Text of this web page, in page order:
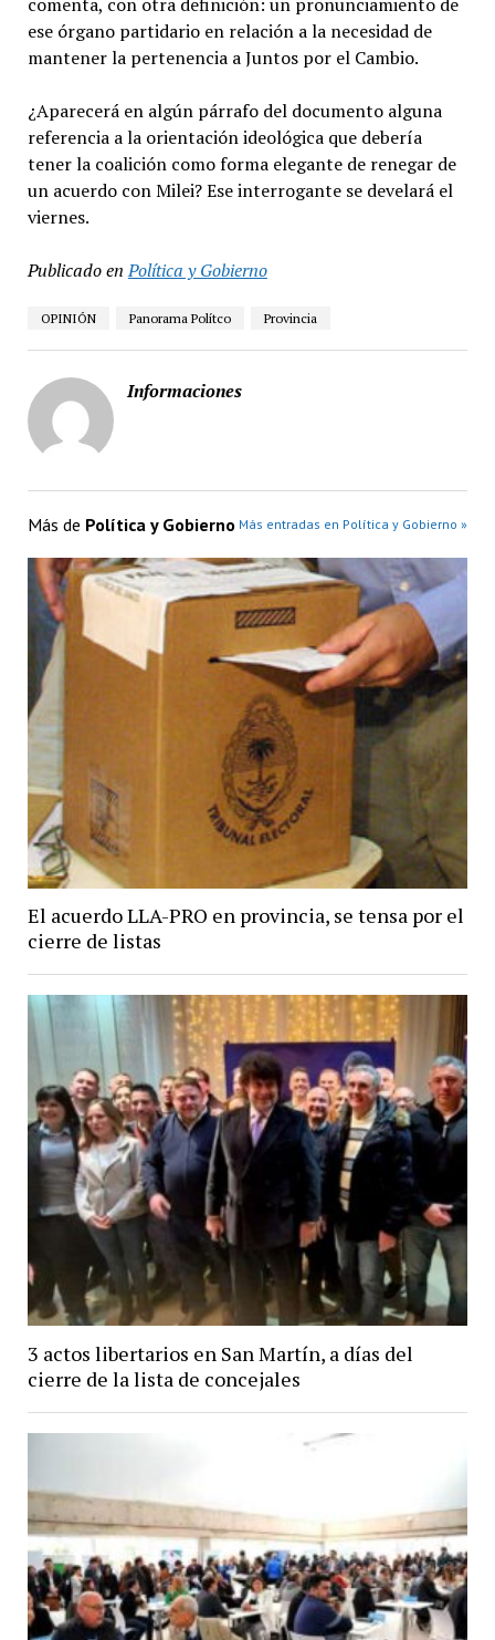
ese órgano partidario en relación a la necesidad de
mantener la pertenencia a Juntos por el Cambio.
¿Aparecerá en algún párrafo del documento alguna
referencia a la orientación ideológica que debería
tener la coalición como forma elegante de renegar de
un acuerdo con Milei? Ese interrogante se develará el
viernes.
Publicado en Política y Gobierno
OPINIÓN Panorama Polítco Provincia
Informaciones
Más de Política y Gobierno Más entradas en Política y Gobierno »
El acuerdo LLA-PRO en provincia, se tensa por el
cierre de listas
3 actos libertarios en San Martín, a días del
cierre de la lista de concejales